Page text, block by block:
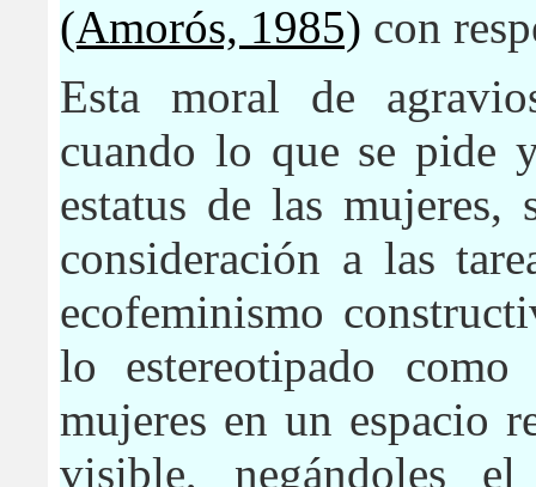
(Amorós, 1985) con
Esta moral de
cuando lo que se pide
estatus de las
consideración a las
ecofeminismo
lo estereotipado
mujeres en un espacio
visible, negándoles